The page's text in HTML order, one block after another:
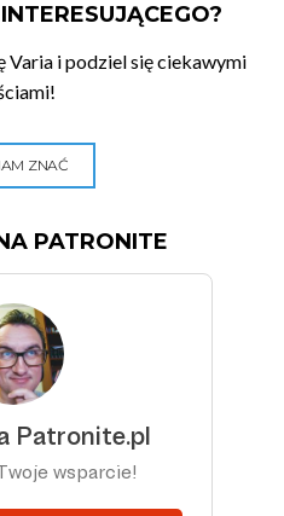
Varia i podziel się ciekawymi
ZNAĆ
PATRONITE